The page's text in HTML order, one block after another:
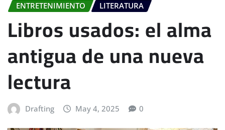
ENTRETENIMIENTO LITERATURA
Libros usados: el alma
antigua de una nueva
lectura
Drafting May 4, 2025 0